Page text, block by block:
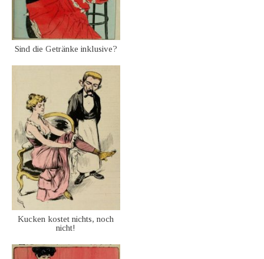
Sind die Getränke inklusive?
Kucken kostet nichts, noch
nicht!